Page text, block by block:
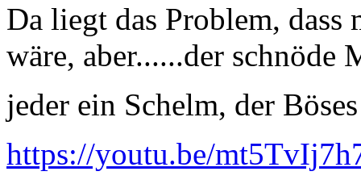
Da liegt das Problem, dass
wäre, aber......der schnöde
jeder ein Schelm, der
https://youtu.be/